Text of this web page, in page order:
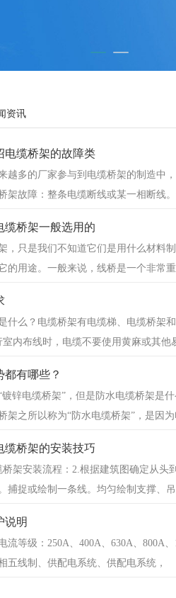
资讯
电缆桥架的故障类
越多的厂家参与到电缆桥架的制造中
架故障：整条电缆断线或某一相断线
缆桥架一般选用的
，只是我们不知道它们是用什么材料
的用途。一般来说，线桥是一个非常
什么？电缆桥架有电缆梯、电缆桥架
内布线时，电缆不要使用黄麻或其
都有哪些？
镀锌电缆桥架”，但是防水电缆桥架
架之所以称为“防水电缆桥架”，是因
缆桥架的安装技巧
架安装流程：2.根据建筑图确定从
捕捉或绘制一条线。均匀绘制支撑、
说明
等级：250A、400A、630A、800A
五线制、供配电系统、供配电系统，